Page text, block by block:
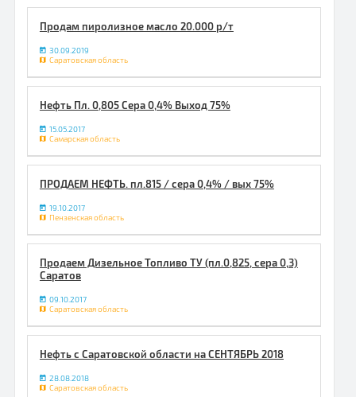
Продам пиролизное масло 20.000 р/т
30.09.2019
Саратовская область
Нефть Пл. 0,805 Сера 0,4% Выход 75%
15.05.2017
Самарская область
ПРОДАЕМ НЕФТЬ. пл.815 / сера 0,4% / вых 75%
19.10.2017
Пензенская область
Продаем Дизельное Топливо ТУ (пл.0,825, сера 0,3)
Саратов
09.10.2017
Саратовская область
Нефть с Саратовской области на СЕНТЯБРЬ 2018
28.08.2018
Саратовская область